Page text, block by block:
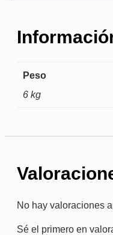
Peso
6 kg
No hay valoraciones
Sé el primero en